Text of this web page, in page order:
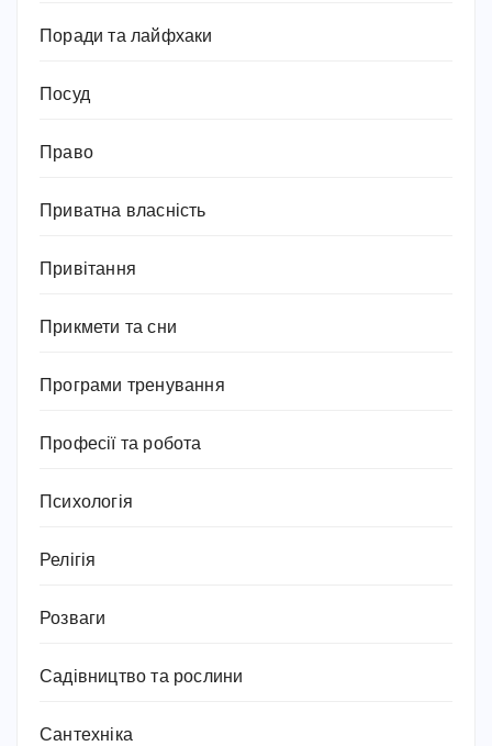
Поради та лайфхаки
Посуд
Право
Приватна власність
Привітання
Прикмети та сни
Програми тренування
Професії та робота
Психологія
Релігія
Розваги
Садівництво та рослини
Сантехніка